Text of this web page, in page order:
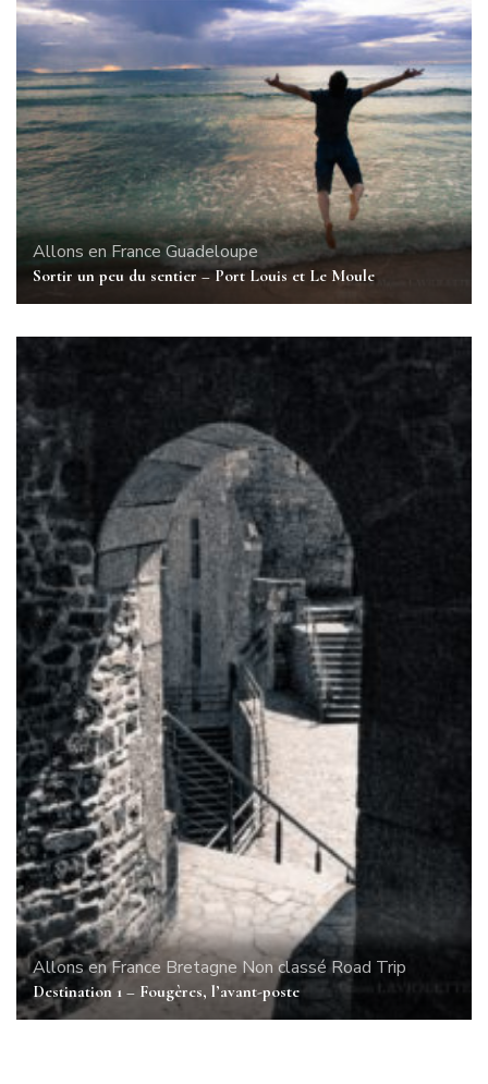
Allons en FranceGuadeloupe
Sortir un peu du sentier – Port Louis et Le Moule
Allons en France Bretagne Non classé Road Trip
Destination 1 – Fougères, l’avant-poste